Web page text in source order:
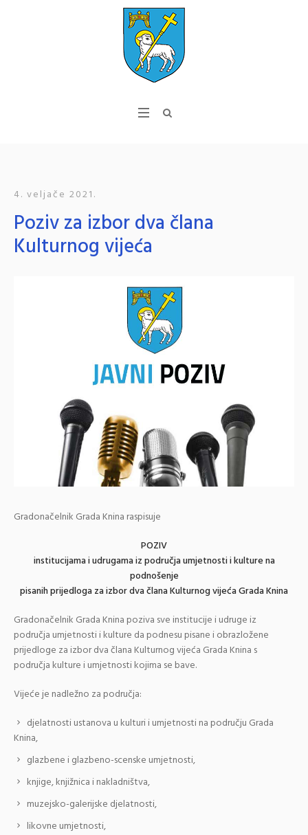
4. veljače 2021.
Poziv za izbor dva člana
Kulturnog vijeća
Gradonačelnik Grada Knina raspisuje
POZIV
institucijama i udrugama iz područja umjetnosti i kulture na
podnošenje
pisanih prijedloga za izbor dva člana Kulturnog vijeća Grada Knina
Gradonačelnik Grada Knina poziva sve institucije i udruge iz
područja umjetnosti i kulture da podnesu pisane i obrazložene
prijedloge za izbor dva člana Kulturnog vijeća Grada Knina s
područja kulture i umjetnosti kojima se bave.
Vijeće je nadležno za područja:
djelatnosti ustanova u kulturi i umjetnosti na području Grada
Knina,
glazbene i glazbeno-scenske umjetnosti,
knjige, knjižnica i nakladništva,
muzejsko-galerijske djelatnosti,
likovne umjetnosti,